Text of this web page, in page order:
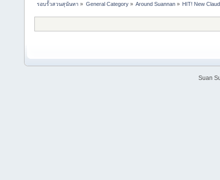
รอบรั้วสวนสุนันทา » General Category» Around Suannan» HIT! New
Suan